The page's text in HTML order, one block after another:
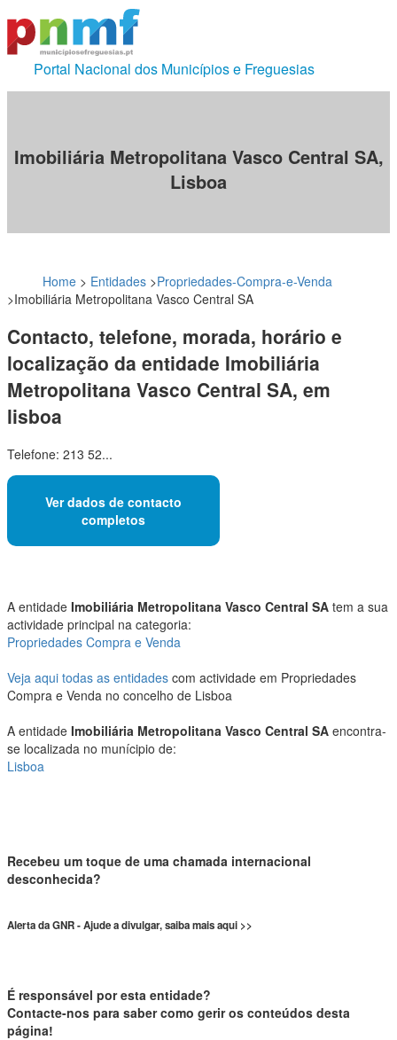
Portal Nacional dos Municípios e Freguesias
Imobiliária Metropolitana Vasco Central SA,
Lisboa
Home > Entidades >Propriedades-Compra-e-Venda
>Imobiliária Metropolitana Vasco Central SA
Contacto, telefone, morada, horário e
localização da entidade Imobiliária
Metropolitana Vasco Central SA, em
lisboa
Telefone: 213 52...
Ver dados de contacto
completos
A entidade Imobiliária Metropolitana Vasco Central SA tem a sua
actividade principal na categoria:
Propriedades Compra e Venda
Veja aqui todas as entidades com actividade em Propriedades
Compra e Venda no concelho de Lisboa
A entidade Imobiliária Metropolitana Vasco Central SA encontra-
se localizada no munícipio de:
Lisboa
Recebeu um toque de uma chamada internacional
desconhecida?
Alerta da GNR - Ajude a divulgar, saiba mais aqui >>
É responsável por esta entidade?
Contacte-nos para saber como gerir os conteúdos desta
página!